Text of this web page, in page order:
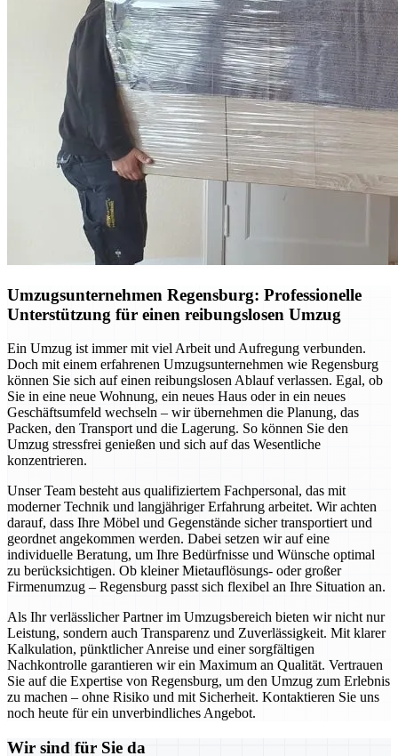
Umzugsunternehmen Regensburg: Professionelle
Unterstützung für einen reibungslosen Umzug
Ein Umzug ist immer mit viel Arbeit und Aufregung verbunden.
Doch mit einem erfahrenen Umzugsunternehmen wie Regensburg
können Sie sich auf einen reibungslosen Ablauf verlassen. Egal, ob
Sie in eine neue Wohnung, ein neues Haus oder in ein neues
Geschäftsumfeld wechseln – wir übernehmen die Planung, das
Packen, den Transport und die Lagerung. So können Sie den
Umzug stressfrei genießen und sich auf das Wesentliche
konzentrieren.
Unser Team besteht aus qualifiziertem Fachpersonal, das mit
moderner Technik und langjähriger Erfahrung arbeitet. Wir achten
darauf, dass Ihre Möbel und Gegenstände sicher transportiert und
geordnet angekommen werden. Dabei setzen wir auf eine
individuelle Beratung, um Ihre Bedürfnisse und Wünsche optimal
zu berücksichtigen. Ob kleiner Mietauflösungs- oder großer
Firmenumzug – Regensburg passt sich flexibel an Ihre Situation an.
Als Ihr verlässlicher Partner im Umzugsbereich bieten wir nicht nur
Leistung, sondern auch Transparenz und Zuverlässigkeit. Mit klarer
Kalkulation, pünktlicher Anreise und einer sorgfältigen
Nachkontrolle garantieren wir ein Maximum an Qualität. Vertrauen
Sie auf die Expertise von Regensburg, um den Umzug zum Erlebnis
zu machen – ohne Risiko und mit Sicherheit. Kontaktieren Sie uns
noch heute für ein unverbindliches Angebot.
Wir sind für Sie da